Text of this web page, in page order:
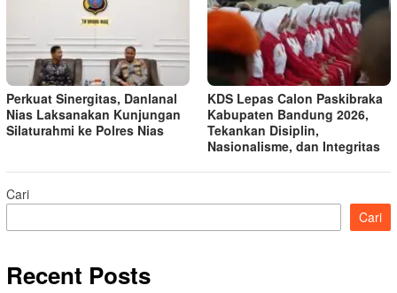
Perkuat Sinergitas, Danlanal
Nias Laksanakan Kunjungan
Silaturahmi ke Polres Nias
KDS Lepas Calon Paskibraka
Kabupaten Bandung 2026,
Tekankan Disiplin,
Nasionalisme, dan Integritas
Cari
Cari
Recent Posts